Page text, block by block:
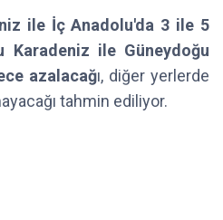
ile İç Anadolu'da 3 ile 5
Karadeniz ile Güneydoğu
azalacağı, diğer yerlerde
tahmin ediliyor.